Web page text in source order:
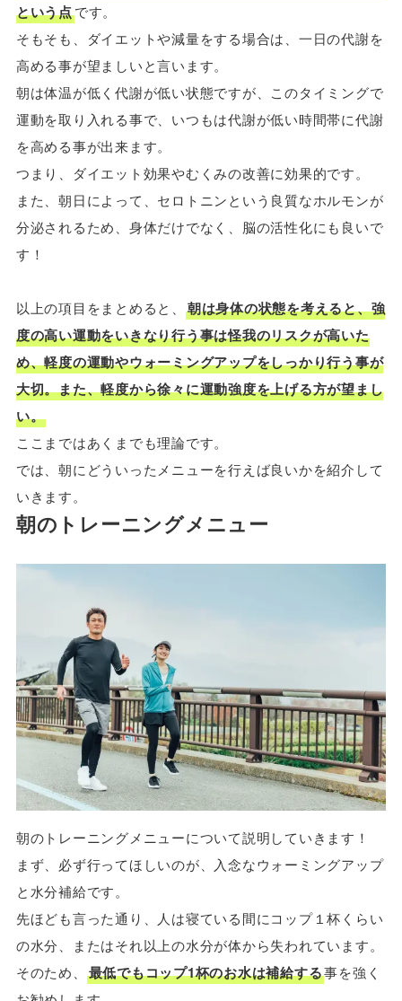
という点です。
そもそも、ダイエットや減量をする場合は、一日の代謝を
高める事が望ましいと言います。
朝は体温が低く代謝が低い状態ですが、このタイミングで
運動を取り入れる事で、いつもは代謝が低い時間帯に代謝
を高める事が出来ます。
つまり、ダイエット効果やむくみの改善に効果的です。
また、朝日によって、セロトニンという良質なホルモンが
分泌されるため、身体だけでなく、脳の活性化にも良いで
す！
以上の項目をまとめると、 朝は身体の状態を考えると、強
度の高い運動をいきなり行う事は怪我のリスクが高いた
め、軽度の運動やウォーミングアップをしっかり行う事が
大切。また、軽度から徐々に運動強度を上げる方が望まし
い。
ここまではあくまでも理論です。
では、朝にどういったメニューを行えば良いかを紹介して
いきます。
朝のトレーニングメニュー
朝のトレーニングメニューについて説明していきます！
まず、必ず行ってほしいのが、入念なウォーミングアップ
と水分補給です。
先ほども言った通り、人は寝ている間にコップ１杯くらい
の水分、またはそれ以上の水分が体から失われています。
そのため、 最低でもコップ1杯のお水は補給する事を強く